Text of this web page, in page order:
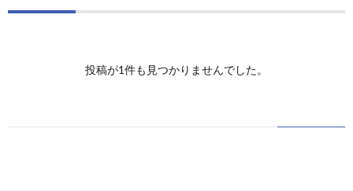
に
情
て
お
投稿が1件も見つかりませんでした。